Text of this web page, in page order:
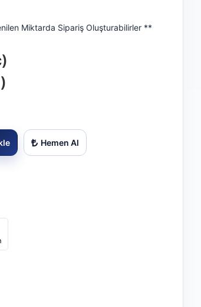
Miktarda Sipariş Oluşturabilirler **
Hemen Al